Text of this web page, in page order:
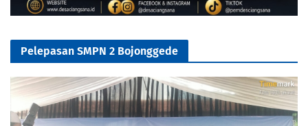
Pelepasan SMPN 2 Bojonggede